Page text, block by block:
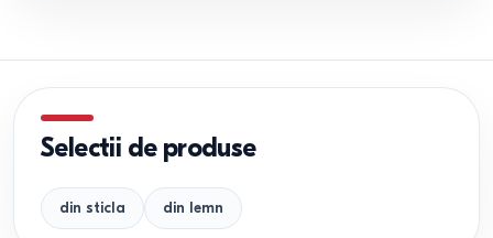
Selectii de produse
din sticla din lemn